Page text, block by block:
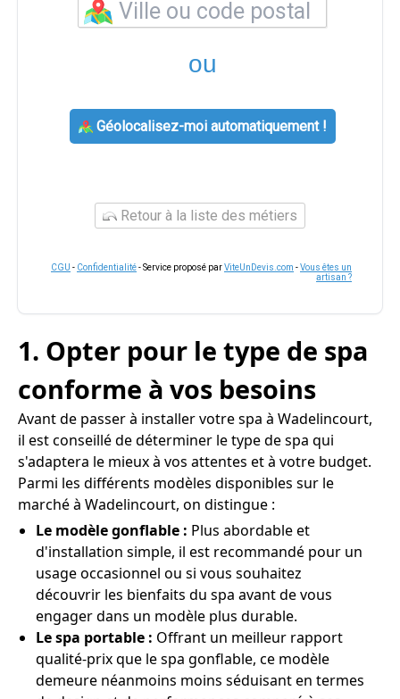
ou
Géolocalisez-moi automatiquement !
Retour à la liste des métiers
CGU - Confidentialité- Service proposé parViteUnDevis.com -Vous êtes un
artisan ?
1. Opter pour le type de spa
conforme à vos besoins
Avant de passer à installer votre spa à Wadelincourt,
il est conseillé de déterminer le type de spa qui
s'adaptera le mieux à vos attentes et à votre budget.
Parmi les différents modèles disponibles sur le
marché à Wadelincourt, on distingue :
Le modèle gonflable : Plus abordable et
d'installation simple, il est recommandé pour un
usage occasionnel ou si vous souhaitez
découvrir les bienfaits du spa avant de vous
engager dans un modèle plus durable.
Le spa portable : Offrant un meilleur rapport
qualité-prix que le spa gonflable, ce modèle
demeure néanmoins moins séduisant en termes